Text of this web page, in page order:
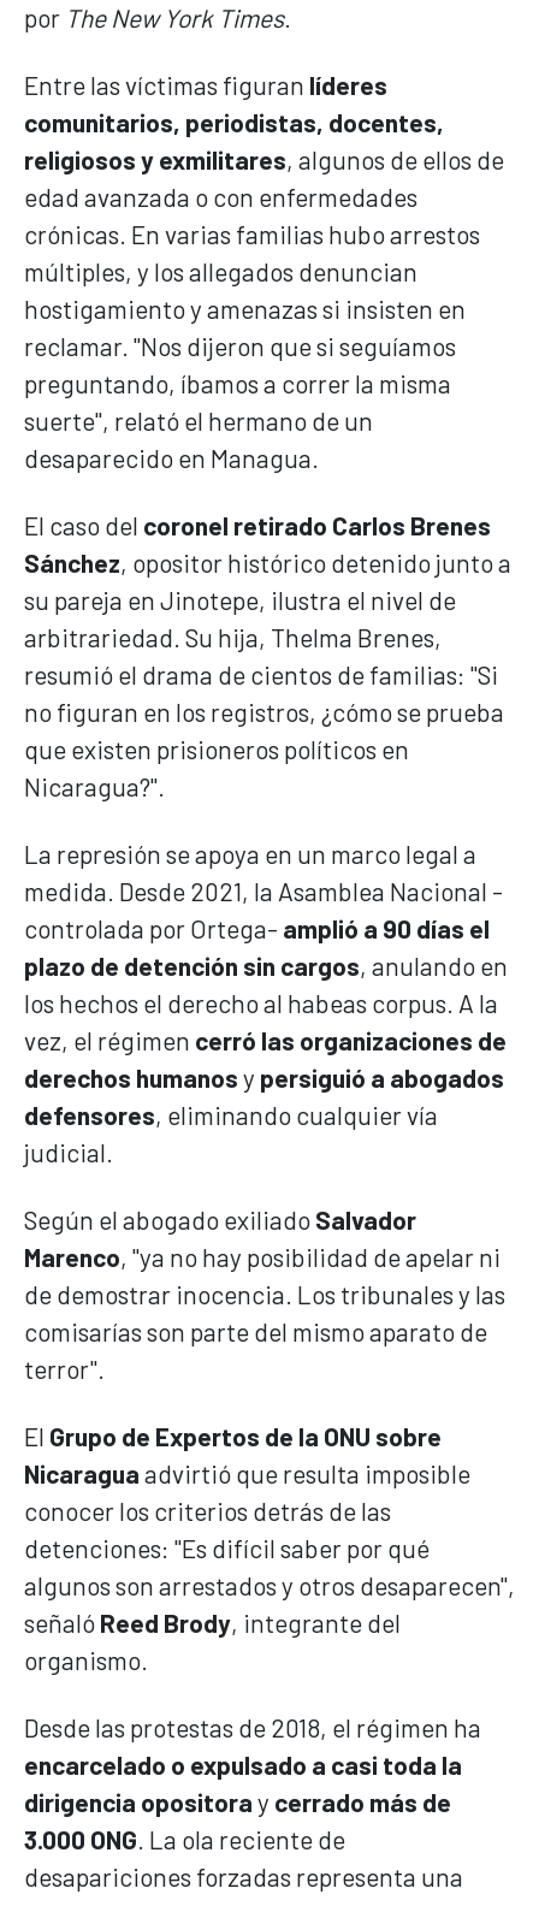
por The New York Times.
Entre las víctimas figuran líderes
comunitarios, periodistas, docentes,
religiosos y exmilitares, algunos de ellos de
edad avanzada o con enfermedades
crónicas. En varias familias hubo arrestos
múltiples, y los allegados denuncian
hostigamiento y amenazas si insisten en
reclamar. "Nos dijeron que si seguíamos
preguntando, íbamos a correr la misma
suerte", relató el hermano de un
desaparecido en Managua.
El caso del coronel retirado Carlos Brenes
Sánchez, opositor histórico detenido junto a
su pareja en Jinotepe, ilustra el nivel de
arbitrariedad. Su hija, Thelma Brenes,
resumió el drama de cientos de familias: "Si
no figuran en los registros, ¿cómo se prueba
que existen prisioneros políticos en
Nicaragua?".
La represión se apoya en un marco legal a
medida. Desde 2021, la Asamblea Nacional -
controlada por Ortega- amplió a 90 días el
plazo de detención sin cargos, anulando en
los hechos el derecho al habeas corpus. A la
vez, el régimen cerró las organizaciones de
derechos humanos y persiguió a abogados
defensores, eliminando cualquier vía
judicial.
Según el abogado exiliado Salvador
Marenco, "ya no hay posibilidad de apelar ni
de demostrar inocencia. Los tribunales y las
comisarías son parte del mismo aparato de
terror".
El Grupo de Expertos de la ONU sobre
Nicaragua advirtió que resulta imposible
conocer los criterios detrás de las
detenciones: "Es difícil saber por qué
algunos son arrestados y otros desaparecen",
señaló Reed Brody, integrante del
organismo.
Desde las protestas de 2018, el régimen ha
encarcelado o expulsado a casi toda la
dirigencia opositora y cerrado más de
3.000 ONG . La ola reciente de
desapariciones forzadas representa una